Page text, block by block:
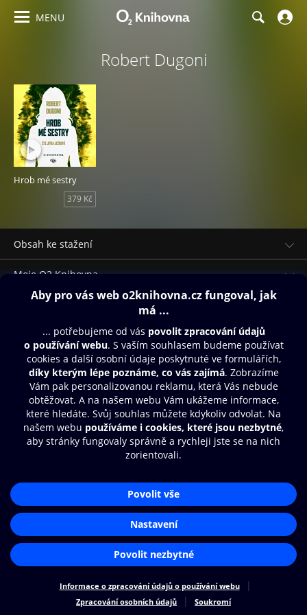
MENU
Robert Dugoni
Hrob mé sestry
379 Kč
Obsah ke stažení
Moje O2 Knihovna
Další zábava
© O2 Czech Republic a.s.
Nákupní řád
Přístupnost
Zásady zpracování osobních údajů
Cookies
Aplikace O2 Knihovna
Čti a poslouchej své e-knihy a
audioknihy rychleji a pohodlněji.